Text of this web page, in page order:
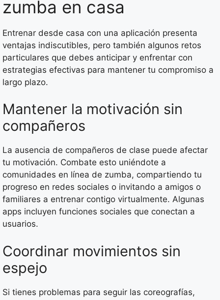
zumba en casa
Entrenar desde casa con una aplicación presenta
ventajas indiscutibles, pero también algunos retos
particulares que debes anticipar y enfrentar con
estrategias efectivas para mantener tu compromiso a
largo plazo.
Mantener la motivación sin
compañeros
La ausencia de compañeros de clase puede afectar
tu motivación. Combate esto uniéndote a
comunidades en línea de zumba, compartiendo tu
progreso en redes sociales o invitando a amigos o
familiares a entrenar contigo virtualmente. Algunas
apps incluyen funciones sociales que conectan a
usuarios.
Coordinar movimientos sin
espejo
Si tienes problemas para seguir las coreografías,